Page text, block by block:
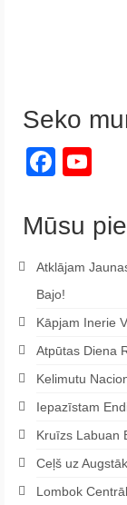
Seko
Mūsu
Atklājam
Bajo!
Kāpjam Inerie
Atpūtas Diena
Kelimutu
Iepazīstam
Kruīzs Labuan
Ceļš uz
Lombok